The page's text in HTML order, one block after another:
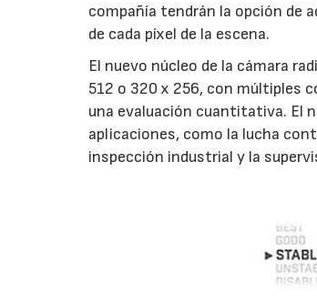
compañía tendrán la opción de
de cada píxel de la escena.
El nuevo núcleo de la cámara
512 o 320 x 256, con múltiples
una evaluación cuantitativa. El
aplicaciones, como la lucha
inspección industrial y la